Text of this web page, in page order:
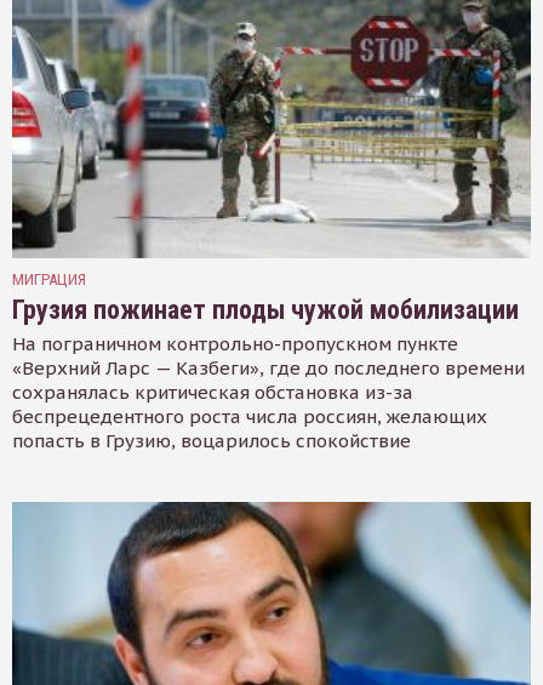
МИГРАЦИЯ
Грузия пожинает плоды чужой мобилизации
На пограничном контрольно-пропускном пункте
«Верхний Ларс — Казбеги», где до последнего времени
сохранялась критическая обстановка из-за
беспрецедентного роста числа россиян, желающих
попасть в Грузию, воцарилось спокойствие